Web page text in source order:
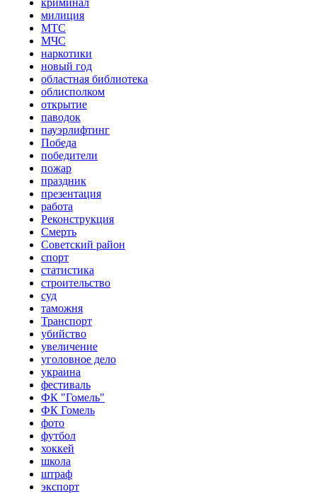
криминал
милиция
МТС
МЧС
наркотики
новый год
областная библиотека
облисполком
открытие
паводок
пауэрлифтинг
Победа
победители
пожар
праздник
презентация
работа
Реконструкция
Смерть
Советский район
спорт
статистика
строительство
суд
таможня
Транспорт
убийство
увеличение
уголовное дело
украина
фестиваль
ФК "Гомель"
ФК Гомель
фото
футбол
хоккей
школа
штраф
экспорт